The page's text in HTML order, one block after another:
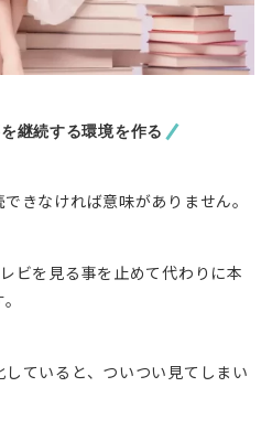
継続する環境を作る
きなければ意味がありません。
ビを見る事を止めて代わりに本
ていると、ついつい見てしまい